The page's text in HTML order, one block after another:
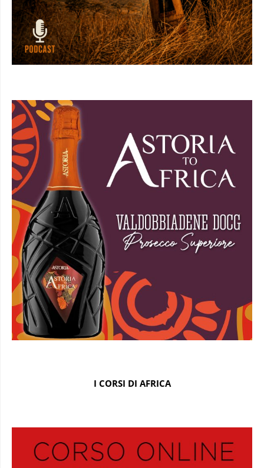
I CORSI DI AFRICA